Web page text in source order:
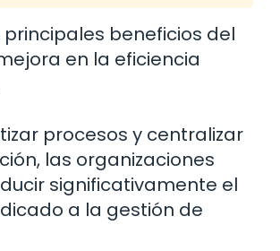
principales beneficios del
en la eficiencia
procesos y centralizar
las organizaciones
significativamente el
a la gestión de